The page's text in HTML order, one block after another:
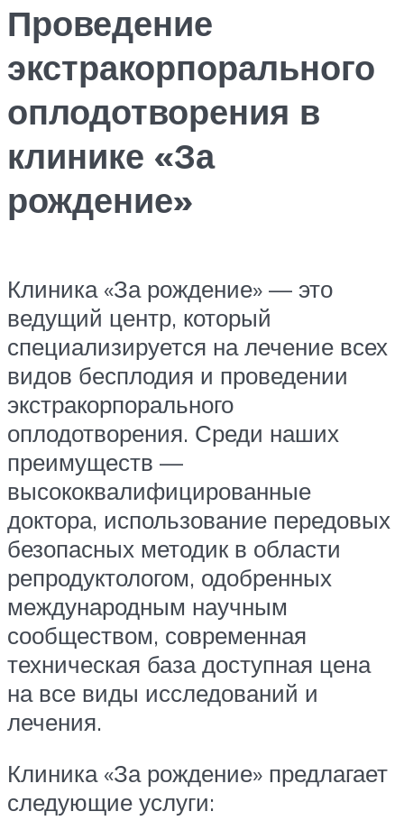
Проведение
экстракорпорального
оплодотворения в
клинике «За
рождение»
Клиника «За рождение» — это
ведущий центр, который
специализируется на лечение всех
видов бесплодия и проведении
экстракорпорального
оплодотворения. Среди наших
преимуществ —
высококвалифицированные
доктора, использование передовых
безопасных методик в области
репродуктологом, одобренных
международным научным
сообществом, современная
техническая база доступная цена
на все виды исследований и
лечения.
Клиника «За рождение» предлагает
следующие услуги: